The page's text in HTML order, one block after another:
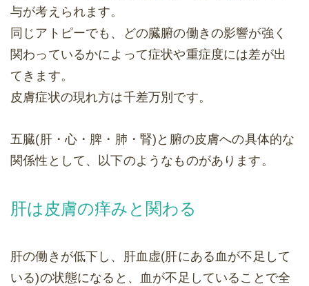
与が考えられます。
同じアトピーでも、どの臓腑の働きの影響が強く
関わっているかによって症状や重症度には差が出
てきます。
皮膚症状の現れ方は千差万別です。
五臓(肝・心・脾・肺・腎)と腑の皮膚への具体的な
関係性として、以下のようなものがあります。
肝は皮膚の痒みと関わる
肝の働きが低下し、肝血虚(肝にある血が不足して
いる)の状態になると、血が不足していることで全